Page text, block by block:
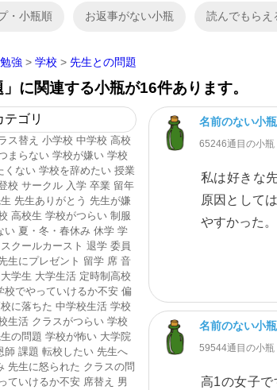
・小瓶順 お返事がない小瓶 読んでもらえ
強 > 学校 > 先生との問題
」に関連する小瓶が16件あります。
テゴリ
ス替え 小学校 中学校 高校
まらない 学校が嫌い 学校
くない 学校を辞めたい 授業
校 サークル 入学 卒業 留年
先生ありがとう 先生が嫌
高校生 学校がつらい 制服
い 夏・冬・春休み 休学 学
スクールカースト 退学 委員
生にプレゼント 留学 席 音
大学生 大学生活 定時制高校
校でやっていけるか不安 偏
に落ちた 中学校生活 学校
生活 クラスがつらい 学校
の問題 学校が怖い 大学院
師 課題 転校したい 先生へ
先生に怒られた クラスの問
ていけるか不安 席替え 男
名前のない小瓶
65246通目の小瓶
私は好きな
原因として
やすかった
名前のない小瓶
59544通目の小瓶
高1の女子で